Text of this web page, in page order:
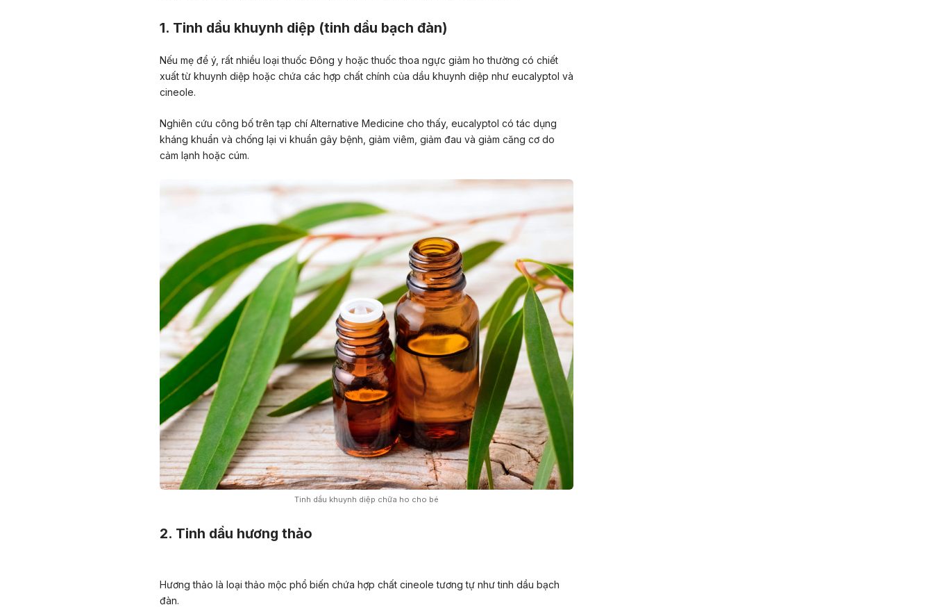
1. Tinh dầu khuynh diệp (tinh dầu bạch đàn)
Nếu mẹ để ý, rất nhiều loại thuốc Đông y hoặc thuốc thoa ngực giảm ho thường có chiết
xuất từ khuynh diệp hoặc chứa các hợp chất chính của dầu khuynh diệp như eucalyptol và
cineole.
Nghiên cứu công bố trên tạp chí Alternative Medicine cho thấy, eucalyptol có tác dụng
kháng khuẩn và chống lại vi khuẩn gây bệnh, giảm viêm, giảm đau và giảm căng cơ do
cảm lạnh hoặc cúm.
Tinh dầu khuynh diệp chữa ho cho bé
2. Tinh dầu hương thảo
Hương thảo là loại thảo mộc phổ biến chứa hợp chất cineole tương tự như tinh dầu bạch
đàn.